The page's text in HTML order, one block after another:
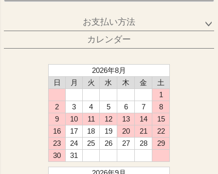
お支払い方法
カレンダー
2026年8月
日
月 火 水 木 金
土
1
2
3 4 5 6 7
8
9
10 11 12 13 14
15
16
17 18 19 20 21
22
23
24 25 26 27 28
29
30
31